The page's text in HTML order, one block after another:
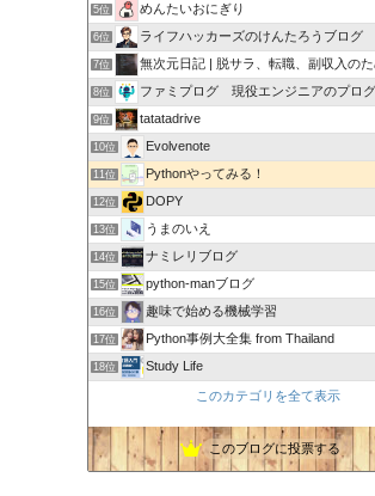
5位 めんたいおにぎり
6位 ライフハッカーズのけんたろうブログ
7位 無次元日記 | 脱サラ、転職、副収入の
8位 ファミプログ 現役エンジニアのプログラミン
9位 tatatadrive
10位 Evolvenote
11位 Pythonやってみる！
12位 DOPY
13位 うまのいえ
14位 ナミレリブログ
15位 python-manブログ
16位 趣味で始める機械学習
17位 Python事例大全集 from Thailand
18位 Study Life
このカテゴリを全て表示
このブログに投票する